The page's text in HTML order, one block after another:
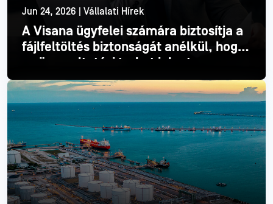
Jun 24, 2026 | Vállalati Hírek
A Visana ügyfelei számára biztosítja a
fájlfeltöltés biztonságát anélkül, hogy
ez üzemeltetési terhet jelentene
Olvass tovább